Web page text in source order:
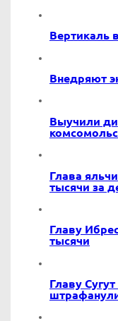
Вертикаль
Внедряют
Выучили
Глава
тысячи за
Главу
тысячи
Главу